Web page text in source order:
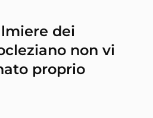
dei
non vi
proprio